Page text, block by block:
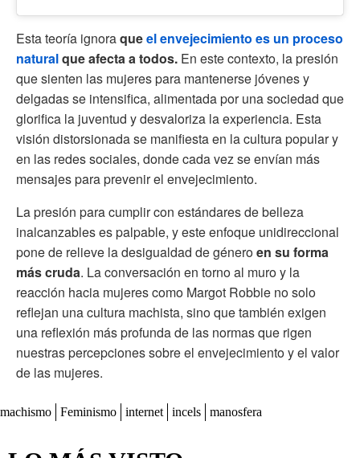
Esta teoría ignoraqueel envejecimiento es un proceso
naturalque afecta a todos. En este contexto, la presión
que sienten las mujeres para mantenerse jóvenes y
delgadas se intensifica, alimentada por una sociedad que
glorifica la juventud y desvaloriza la experiencia. Esta
visión distorsionada se manifiesta en la cultura popular y
en las redes sociales, donde cada vez se envían más
mensajes para prevenir el envejecimiento.
La presión para cumplir con estándares de belleza
inalcanzables es palpable, y este enfoque unidireccional
pone de relieve la desigualdad de géneroen su forma
más cruda. La conversación en torno al muro y la
reacción hacia mujeres como Margot Robbie no solo
reflejan una cultura machista, sino que también exigen
una reflexión más profunda de las normas que rigen
nuestras percepciones sobre el envejecimiento y el valor
de las mujeres.
machismo Feminismo internet incels manosfera